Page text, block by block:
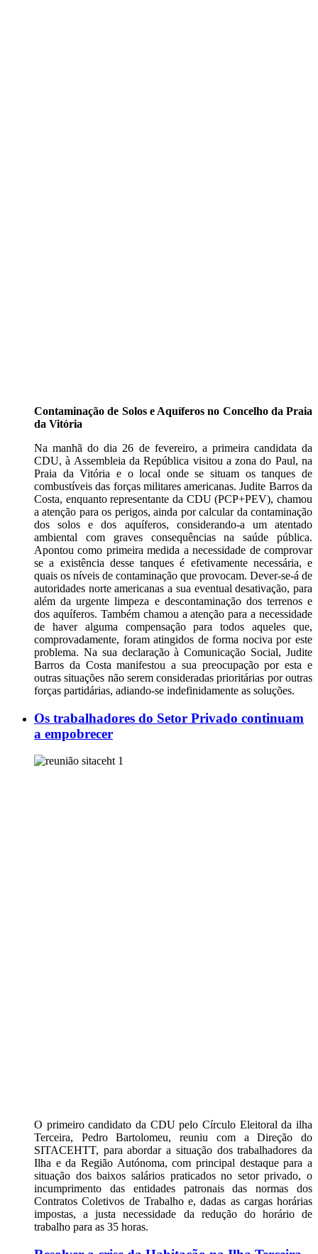
Contaminação de Solos e Aquíferos no Concelho da Praia
da Vitória
Na manhã do dia 26 de fevereiro, a primeira candidata da
CDU, à Assembleia da República visitou a zona do Paul, na
Praia da Vitória e o local onde se situam os tanques de
combustíveis das forças militares americanas. Judite Barros da
Costa, enquanto representante da CDU (PCP+PEV), chamou
a atenção para os perigos, ainda por calcular da contaminação
dos solos e dos aquíferos, considerando-a um atentado
ambiental com graves consequências na saúde pública.
Apontou como primeira medida a necessidade de comprovar
se a existência desse tanques é efetivamente necessária, e
quais os níveis de contaminação que provocam. Dever-se-á de
autoridades norte americanas a sua eventual desativação, para
além da urgente limpeza e descontaminação dos terrenos e
dos aquíferos. Também chamou a atenção para a necessidade
de haver alguma compensação para todos aqueles que,
comprovadamente, foram atingidos de forma nociva por este
problema. Na sua declaração à Comunicação Social, Judite
Barros da Costa manifestou a sua preocupação por esta e
outras situações não serem consideradas prioritárias por outras
forças partidárias, adiando-se indefinidamente as soluções.
Os trabalhadores do Setor Privado continuam
a empobrecer
O primeiro candidato da CDU pelo Círculo Eleitoral da ilha
Terceira, Pedro Bartolomeu, reuniu com a Direção do
SITACEHTT, para abordar a situação dos trabalhadores da
Ilha e da Região Autónoma, com principal destaque para a
situação dos baixos salários praticados no setor privado, o
incumprimento das entidades patronais das normas dos
Contratos Coletivos de Trabalho e, dadas as cargas horárias
impostas, a justa necessidade da redução do horário de
trabalho para as 35 horas.